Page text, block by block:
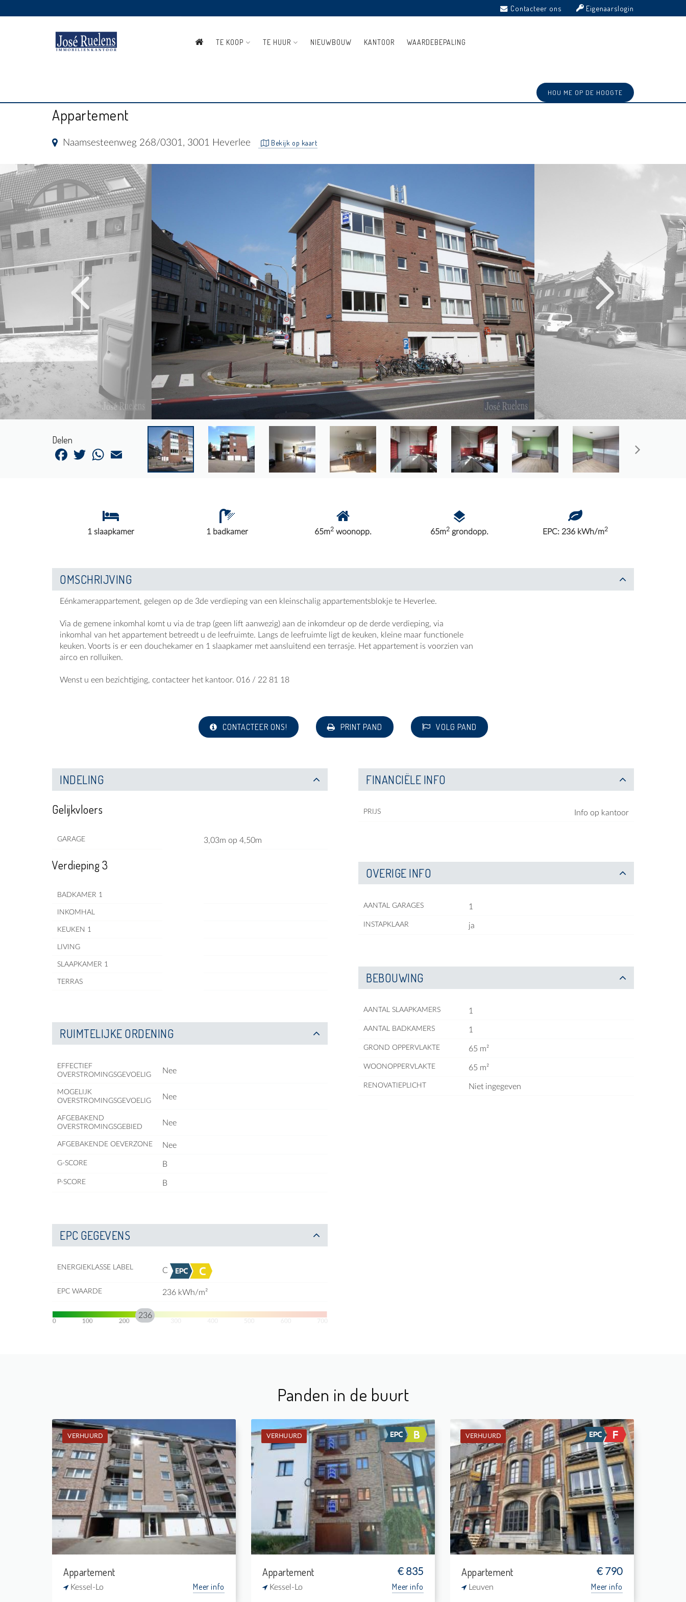
Contacteer ons Eigenaarslogin
TE KOOP TE HUUR NIEUWBOUW KANTOOR WAARDEBEPALING
HOU ME OP DE HOOGTE
Appartement
Naamsesteenweg 268/0301, 3001 Heverlee Bekijk op kaart
Ref: 3469741
Delen
FacebookTwitterWhatsApp
1 slaapkamer 1 badkamer 65m2 woonopp. 65m2grondopp. EPC: 236 kWh/m2
OMSCHRIJVING
Eénkamerappartement, gelegen op de 3de verdieping van een kleinschalig appartementsblokje te Heverlee.
Via de gemene inkomhal komt u via de trap (geen lift aanwezig) aan de inkomdeur op de derde verdieping, via
inkomhal van het appartement betreedt u de leefruimte. Langs de leefruimte ligt de keuken, kleine maar functionele
keuken. Voorts is er een douchekamer en 1 slaapkamer met aansluitend een terrasje. Het appartement is voorzien van
airco en rolluiken.
Wenst u een bezichtiging, contacteer het kantoor. 016 / 22 81 18
CONTACTEER ONS! PRINT PAND VOLG PAND
INDELING
Gelijkvloers
GARAGE 3,03m op 4,50m
Verdieping 3
BADKAMER 1
INKOMHAL
KEUKEN 1
LIVING
SLAAPKAMER 1
TERRAS
RUIMTELIJKE ORDENING
EFFECTIEF
OVERSTROMINGSGEVOELIG
Nee
MOGELIJK
OVERSTROMINGSGEVOELIG
Nee
AFGEBAKEND
OVERSTROMINGSGEBIED
Nee
AFGEBAKENDE OEVERZONE Nee
G-SCORE B
P-SCORE B
EPC GEGEVENS
ENERGIEKLASSE LABEL C
EPC WAARDE 236 kWh/m²
236
FINANCIËLE INFO
PRIJS Info op kantoor
OVERIGE INFO
AANTAL GARAGES 1
INSTAPKLAAR ja
BEBOUWING
AANTAL SLAAPKAMERS 1
AANTAL BADKAMERS 1
GROND OPPERVLAKTE 65 m²
WOONOPPERVLAKTE 65 m²
RENOVATIEPLICHT Niet ingegeven
Panden in de buurt
VERHUURD
Verhuurd: Appartement
2
-
1
-
Appartement
Kessel-Lo Meer info
VERHUURD
Verhuurd: Appartement
1
-
1
63 m²
Appartement € 835
Kessel-Lo Meer info
VERHUURD
Verhuurd: Studio
-
-
1
32 m²
Appartement € 790
Leuven Meer info